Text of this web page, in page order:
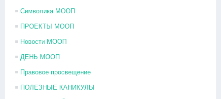
Символика МООП
ПРОЕКТЫ МООП
Новости МООП
ДЕНЬ МООП
Правовое просвещение
ПОЛЕЗНЫЕ КАНИКУЛЫ